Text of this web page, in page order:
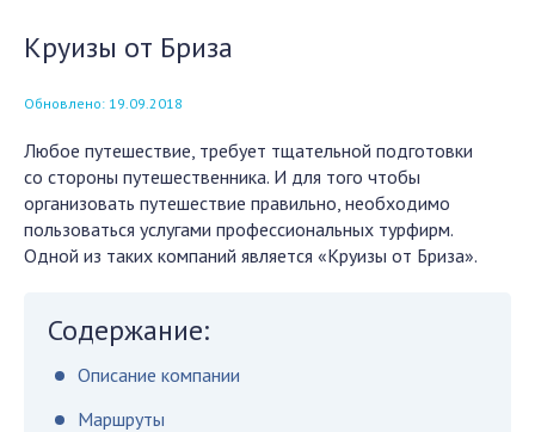
Круизы от Бриза
Обновлено: 19.09.2018
Любое путешествие, требует тщательной подготовки
со стороны путешественника. И для того чтобы
организовать путешествие правильно, необходимо
пользоваться услугами профессиональных турфирм.
Одной из таких компаний является «Круизы от Бриза».
Содержание:
Описание компании
Маршруты